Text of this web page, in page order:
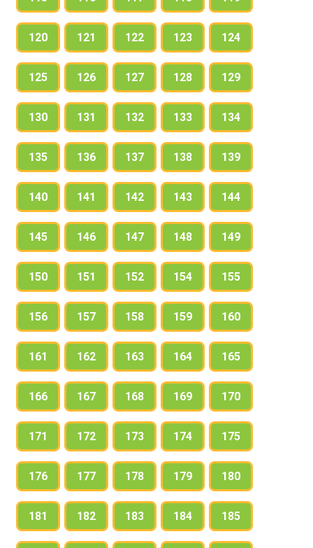
120 121 122 123 124
125 126 127 128 129
130 131 132 133 134
135 136 137 138 139
140 141 142 143 144
145 146 147 148 149
150 151 152 154 155
156 157 158 159 160
161 162 163 164 165
166 167 168 169 170
171 172 173 174 175
176 177 178 179 180
181 182 183 184 185